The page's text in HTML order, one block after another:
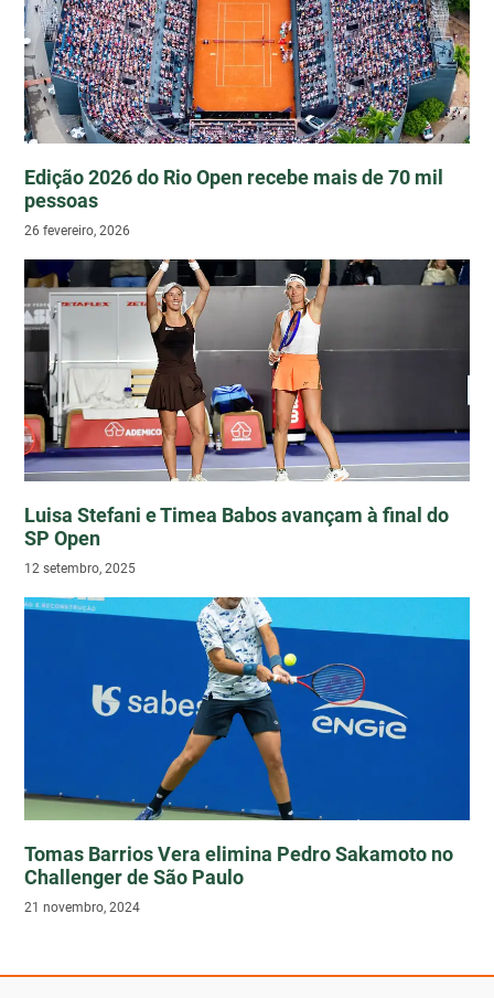
Edição 2026 do Rio Open recebe mais de 70 mil
pessoas
26 fevereiro, 2026
Luisa Stefani e Timea Babos avançam à final do
SP Open
12 setembro, 2025
Tomas Barrios Vera elimina Pedro Sakamoto no
Challenger de São Paulo
21 novembro, 2024